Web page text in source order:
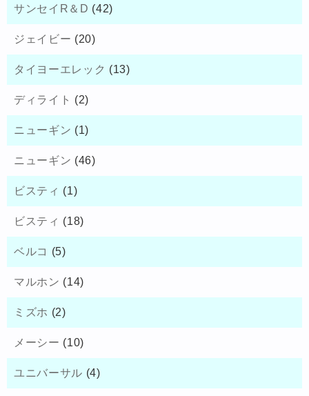
サンセイR＆D (42)
ジェイビー (20)
タイヨーエレック (13)
ディライト (2)
ニューギン (1)
ニューギン (46)
ビスティ (1)
ビスティ (18)
ベルコ (5)
マルホン (14)
ミズホ (2)
メーシー (10)
ユニバーサル (4)